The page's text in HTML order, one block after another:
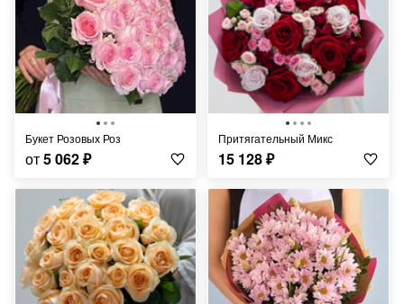
Букет Розовых Роз
от5 062₽
Притягательный Микс
15 128₽